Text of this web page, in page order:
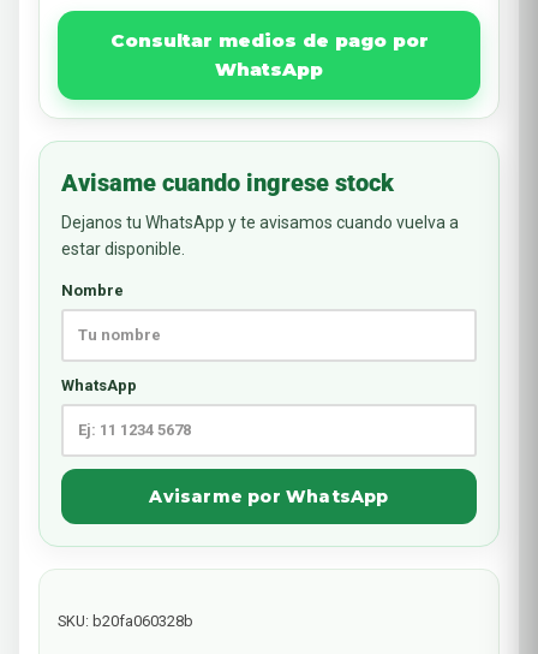
Consultar medios de pago por
WhatsApp
Avisame cuando ingrese stock
Dejanos tu WhatsApp y te avisamos cuando vuelva a
estar disponible.
Nombre
WhatsApp
Avisarme por WhatsApp
SKU: b20fa060328b